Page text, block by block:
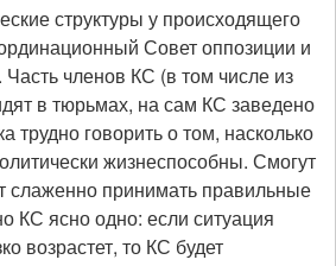
структуры у происходящего
Совет оппозиции и
членов КС (в том числе из
в тюрьмах, на сам КС заведено
трудно говорить о том, насколько
жизнеспособны. Смогут
принимать правильные
КС ясно одно: если ситуация
возрастет, то КС будет